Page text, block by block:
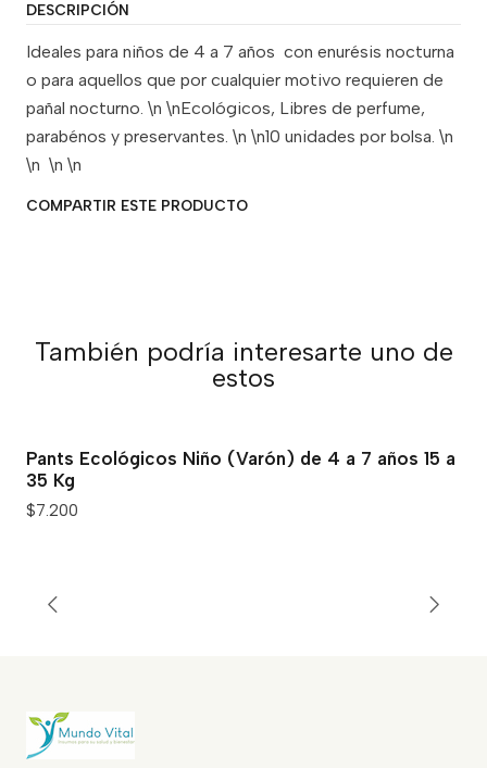
DESCRIPCIÓN
Ideales para niños de 4 a 7 años con enurésis nocturna
o para aquellos que por cualquier motivo requieren de
pañal nocturno. \n \nEcológicos, Libres de perfume,
parabénos y preservantes. \n \n10 unidades por bolsa. \n
\n \n \n
COMPARTIR ESTE PRODUCTO
También podría interesarte uno de
estos
Pants Ecológicos Niño (Varón) de 4 a 7 años 15 a
35 Kg
$7.200